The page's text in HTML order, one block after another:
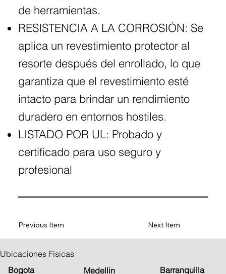
de herramientas.
RESISTENCIA A LA CORROSIÓN: Se
aplica un revestimiento protector al
resorte después del enrollado, lo que
garantiza que el revestimiento esté
intacto para brindar un rendimiento
duradero en entornos hostiles.
LISTADO POR UL: Probado y
certificado para uso seguro y
profesional
Next Item
Previous Item
Ubicaciones Fisicas
Bogota
Medellin Barranquilla